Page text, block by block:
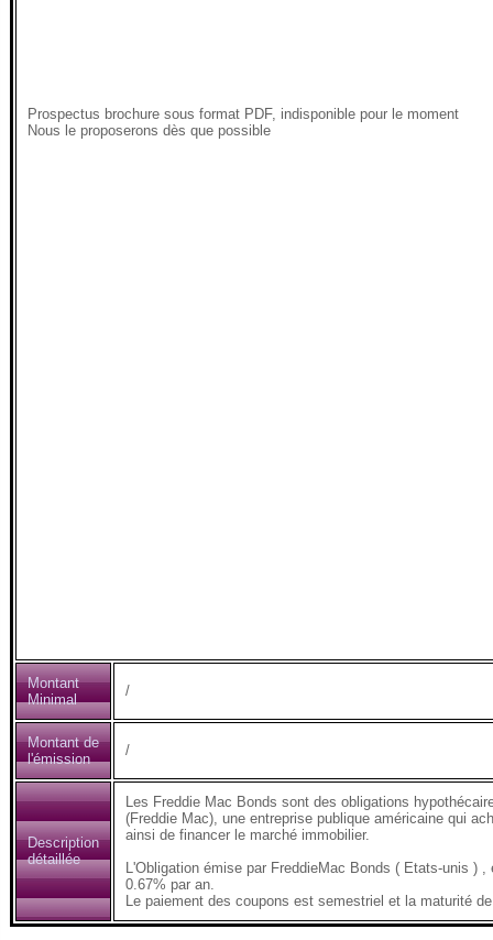
Prospectus brochure sous format PDF, indisponible pour le moment
Nous le proposerons dès que possible
Montant
Minimal
/
Montant de
l'émission
/
Description
détaillée
Les Freddie Mac Bonds sont des obligations
(Freddie Mac), une entreprise publique américaine qui
ainsi de financer le marché immobilier.
L'Obligation émise par FreddieMac Bonds ( Etats-unis )
0.67% par an.
Le paiement des coupons est semestriel et la maturité